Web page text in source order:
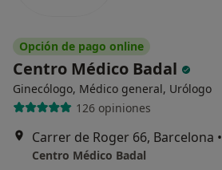
Opción de pago online
Centro Médico Badal
Ginecólogo, Médico general, Urólogo
126 opiniones
Carrer de Roger 66, Barcelona •
Centro Médico Badal